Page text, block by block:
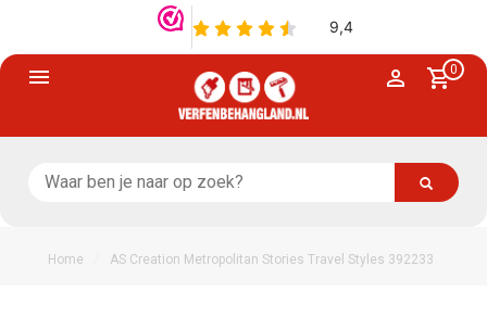
0
Home AS Creation Metropolitan Stories Travel Styles 392233